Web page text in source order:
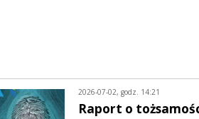
2026-07-02, godz. 14:21
Raport o